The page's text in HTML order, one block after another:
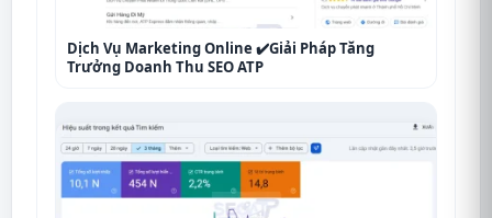
Dịch Vụ Marketing Online ✔️Giải Pháp Tăng
Trưởng Doanh Thu SEO ATP